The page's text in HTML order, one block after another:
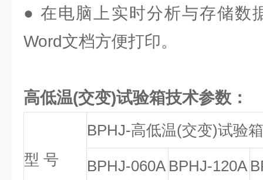
● 在电脑上实时分析与存储数
Word文档方便打印。
高低温(交变)试验箱技术参数：
型 号
BPHJ-高低温(交变)试验箱
BPHJ-060A BPHJ-120A